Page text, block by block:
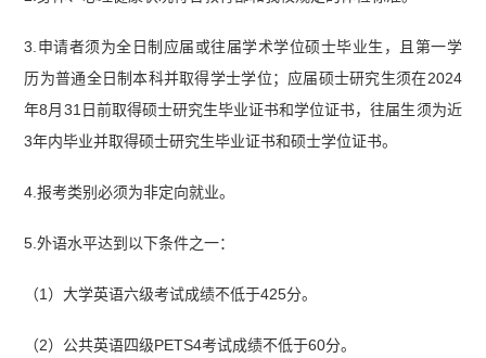
3.申请者须为全日制应届或往届学术学位硕士毕业生，且第一学
历为普通全日制本科并取得学士学位；应届硕士研究生须在2024
年8月31日前取得硕士研究生毕业证书和学位证书，往届生须为近
3年内毕业并取得硕士研究生毕业证书和硕士学位证书。
4.报考类别必须为非定向就业。
5.外语水平达到以下条件之一：
（1）大学英语六级考试成绩不低于425分。
（2）公共英语四级PETS4考试成绩不低于60分。